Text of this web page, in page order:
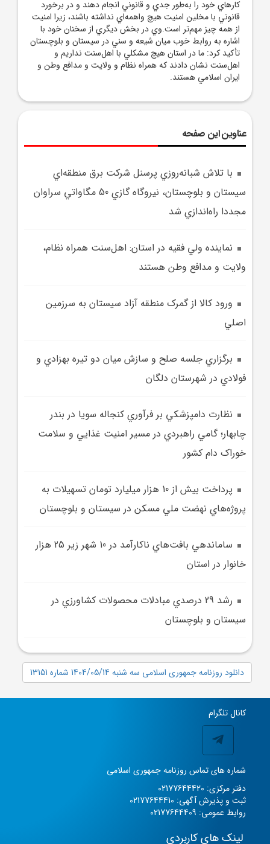
کارهاي خود را به‌طور جدي و قانوني انجام دهند و در برخورد
قانوني با مخلين امنيت هيچ واهمه‌اي نداشته باشند، زيرا امنيت
از همه چيز مهم‌تر است.وي در بخش ديگري از سخنان خود با
اشاره به روابط خوب ميان شيعه و سني در سيستان و بلوچستان
تأکيد کرد: ما در استان هيچ مشکلي با اهل‌سنت نداريم و
اهل‌سنت نشان دادند که همراه نظام و ولايت و مدافع وطن و
ايران اسلامي هستند.
عناوین این صفحه
با تلاش شبانه‌روزي پرسنل شرکت برق منطقه‌اي
سيستان و بلوچستان، نيروگاه گازي 50 مگاواتي سراوان
مجددا راه‌اندازي شد
نماينده ولي فقيه در استان: اهل‌سنت همراه نظام،
ولايت و مدافع وطن هستند
ورود کالا از گمرک منطقه آزاد سيستان به سرزمين
اصلي
برگزاري جلسه صلح و سازش ميان دو تيره بهزادي و
فولادي در شهرستان دلگان
نظارت دامپزشکي بر فرآوري کنجاله سويا در بندر
چابهار؛ گامي راهبردي در مسير امنيت غذايي و سلامت
خوراک دام کشور
پرداخت بيش از 10 هزار ميليارد تومان تسهيلات به
پروژه‌هاي نهضت ملي مسکن در سيستان و بلوچستان
ساماندهي بافت‌هاي ناکارآمد در 10 شهر زير 25 هزار
خانوار در استان
رشد 29 درصدي مبادلات محصولات کشاورزي در
سيستان و بلوچستان
دانلود روزنامه جمهوری اسلامی سه شنبه 1404/05/14 شماره 13151
کانال تلگرام
شماره های تماس روزنامه جمهوری اسلامی
دفتر مرکزی: 02177644420
ثبت و پذیرش آگهی: 02177644410
روابط عمومی: 02177644409
لینک های کاربردی